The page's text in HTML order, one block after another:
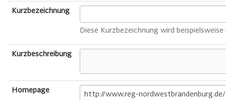
Kurzbezeichnung
Diese Kurzbezeichnung wird
Kurzbeschreibung
Homepage